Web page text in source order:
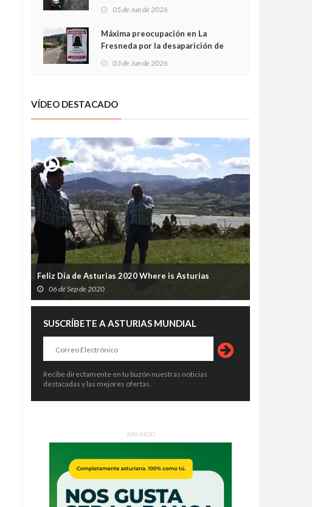
05 de Jun de 2026
Máxima preocupación en La
Fresneda por la desaparición de
03 de Jun de 2026
VÍDEO DESTACADO
Feliz Día de Asturias 2020 Where is Asturias
06 de Sep de 2020
SUSCRÍBETE A ASTURIAS MUNDIAL
Recibe directamente en tu buzón nuestras noticias
destacadas y las mejores ofertas.
ANUNCIO